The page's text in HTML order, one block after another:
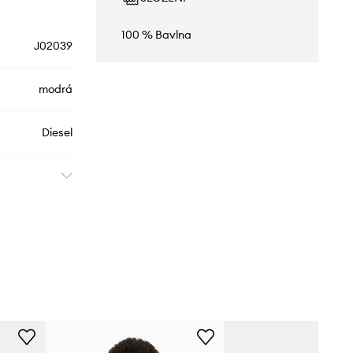
J02039
modrá
Diesel
100 % Bavlna